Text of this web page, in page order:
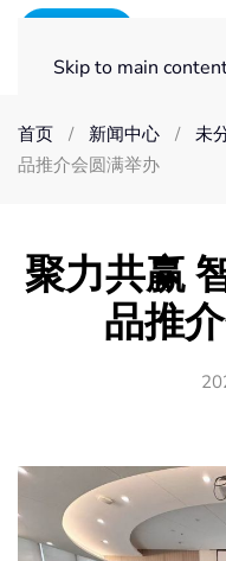
Skip to main
首页 新闻中心 未
品推介会圆满举办
聚力共赢
品推